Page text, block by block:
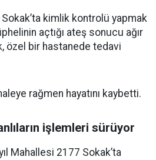
kimlik kontrolü yapmak
açtığı ateş sonucu ağır
özel bir hastanede tedavi
rağmen hayatını kaybetti.
işlemleri sürüyor
Mahallesi 2177 Sokak’ta